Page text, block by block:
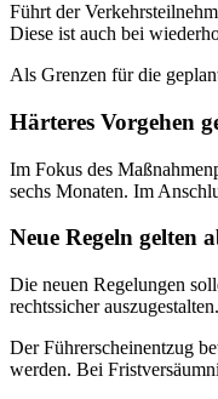
Führt der
Diese ist auch bei
Als Grenzen für die
Härteres Vorgehen
Im Fokus des
sechs Monaten. Im
Neue Regeln gelten
Die neuen Regelungen
rechtssicher auszugestalten.
Der Führerscheinentzug
werden. Bei